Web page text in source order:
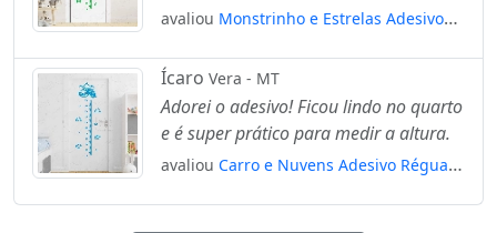
avaliou Monstrinho e Estrelas Adesivo
de Altura para Quarto, Porta e Parede
Mod:81
Ícaro Vera - MT
Adorei o adesivo! Ficou lindo no quarto
e é super prático para medir a altura.
avaliou Carro e Nuvens Adesivo Régua